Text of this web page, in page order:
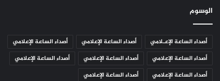
الوسوم
أصداء الساعة الإعـلامي أصداء الساعة الإعلامي
أصداء الساعة الإعلامي
أصداء الساعة الإعلامي
أصداء الساعة الإعلامي
أصداء الساعة الإعلامي
أصداء الساعة الإعلامي
أصداء الساعة الإعلامي